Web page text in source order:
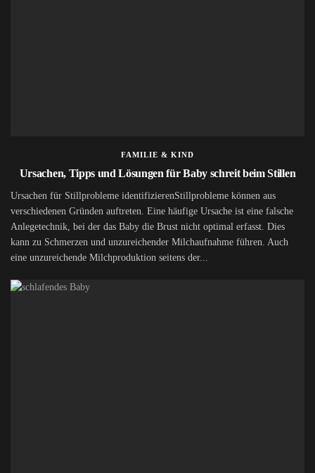
FAMILIE & KIND
Ursachen, Tipps und Lösungen für Baby schreit beim Stillen
Ursachen für Stillprobleme identifizierenStillprobleme können aus
verschiedenen Gründen auftreten. Eine häufige Ursache ist eine falsche
Anlegetechnik, bei der das Baby die Brust nicht optimal erfasst. Dies
kann zu Schmerzen und unzureichender Milchaufnahme führen. Auch
eine unzureichende Milchproduktion seitens der...